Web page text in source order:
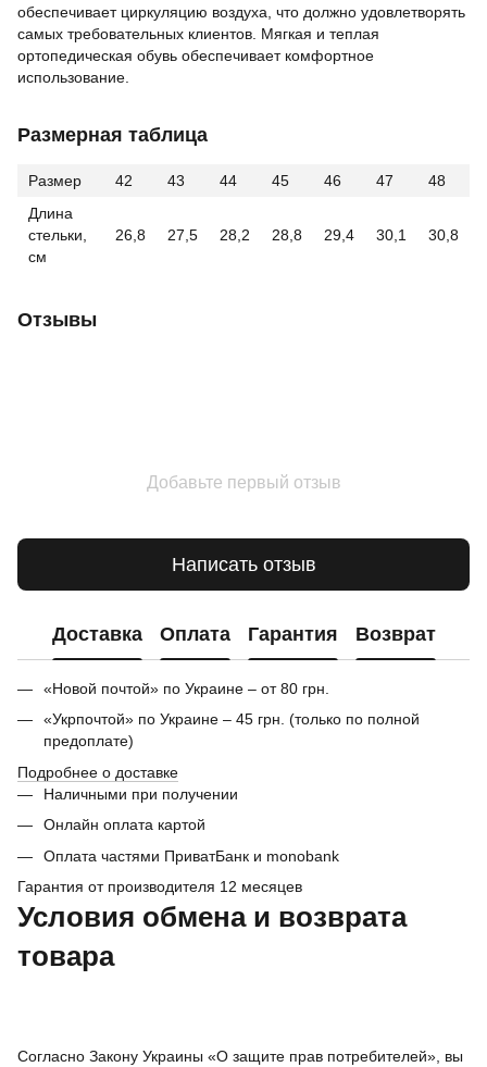
обеспечивает циркуляцию воздуха, что должно удовлетворять
самых требовательных клиентов. Мягкая и теплая
ортопедическая обувь обеспечивает комфортное
использование.
Размерная таблица
Размер 42 43 44 45 46 47
48
Длина
стельки,
см
26,8 27,5 28,2 28,8 29,4 30,1 30,8
Отзывы
Добавьте первый отзыв
Написать отзыв
Доставка Оплата Гарантия Возврат
«Новой почтой» по Украине – от 80 грн.
«Укрпочтой» по Украине – 45 грн. (только по полной
предоплате)
Подробнее о доставке
Наличными при получении
Онлайн оплата картой
Оплата частями ПриватБанк и monobank
Гарантия от производителя 12 месяцев
Условия обмена и возврата
товара
Согласно Закону Украины «О защите прав потребителей», вы